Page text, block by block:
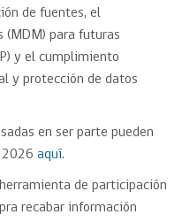
de fuentes, el
para futuras
y el cumplimiento
y protección de datos
en ser parte pueden
2026 aquí.
de participación
recabar información